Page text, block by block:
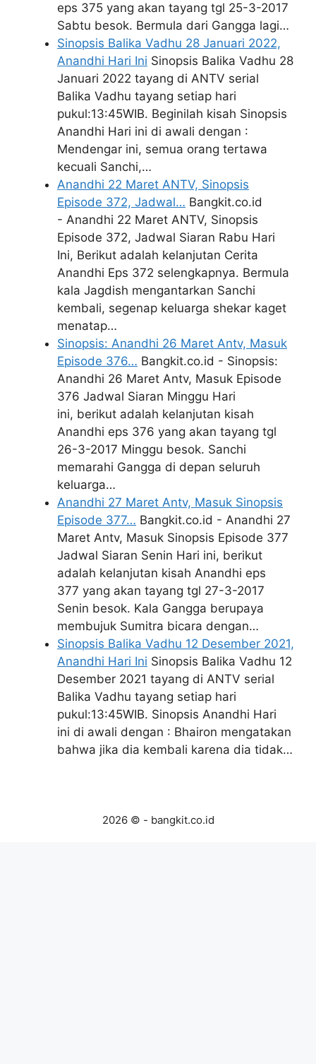
eps 375 yang akan tayang tgl 25-3-2017
Sabtu besok. Bermula dari Gangga lagi…
Sinopsis Balika Vadhu 28 Januari 2022,
Anandhi Hari Ini Sinopsis Balika Vadhu 28
Januari 2022 tayang di ANTV serial
Balika Vadhu tayang setiap hari
pukul:13:45WIB. Beginilah kisah Sinopsis
Anandhi Hari ini di awali dengan :
Mendengar ini, semua orang tertawa
kecuali Sanchi,…
Anandhi 22 Maret ANTV, Sinopsis
Episode 372, Jadwal… Bangkit.co.id
- Anandhi 22 Maret ANTV, Sinopsis
Episode 372, Jadwal Siaran Rabu Hari
Ini, Berikut adalah kelanjutan Cerita
Anandhi Eps 372 selengkapnya. Bermula
kala Jagdish mengantarkan Sanchi
kembali, segenap keluarga shekar kaget
menatap…
Sinopsis: Anandhi 26 Maret Antv, Masuk
Episode 376… Bangkit.co.id - Sinopsis:
Anandhi 26 Maret Antv, Masuk Episode
376 Jadwal Siaran Minggu Hari
ini, berikut adalah kelanjutan kisah
Anandhi eps 376 yang akan tayang tgl
26-3-2017 Minggu besok. Sanchi
memarahi Gangga di depan seluruh
keluarga…
Anandhi 27 Maret Antv, Masuk Sinopsis
Episode 377… Bangkit.co.id - Anandhi 27
Maret Antv, Masuk Sinopsis Episode 377
Jadwal Siaran Senin Hari ini, berikut
adalah kelanjutan kisah Anandhi eps
377 yang akan tayang tgl 27-3-2017
Senin besok. Kala Gangga berupaya
membujuk Sumitra bicara dengan…
Sinopsis Balika Vadhu 12 Desember 2021,
Anandhi Hari Ini Sinopsis Balika Vadhu 12
Desember 2021 tayang di ANTV serial
Balika Vadhu tayang setiap hari
pukul:13:45WIB. Sinopsis Anandhi Hari
ini di awali dengan : Bhairon mengatakan
bahwa jika dia kembali karena dia tidak…
2026 © - bangkit.co.id